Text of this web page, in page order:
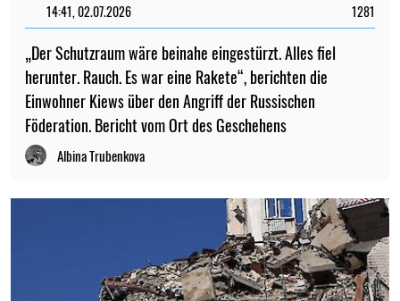
14:41, 02.07.2026 1281
„Der Schutzraum wäre beinahe eingestürzt. Alles fiel
herunter. Rauch. Es war eine Rakete“, berichten die
Einwohner Kiews über den Angriff der Russischen
Föderation. Bericht vom Ort des Geschehens
Albina Trubenkova